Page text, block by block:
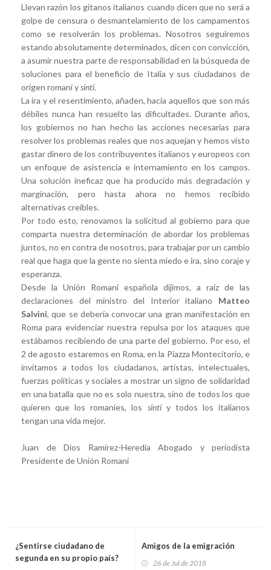
Llevan razón los gitanos italianos cuando dicen que no será a
golpe de censura o desmantelamiento de los campamentos
como se resolverán los problemas. Nosotros seguiremos
estando absolutamente determinados, dicen con convicción,
a asumir nuestra parte de responsabilidad en la búsqueda de
soluciones para el beneficio de Italia y sus ciudadanos de
origen romaní ysinti.
La ira y el resentimiento, añaden, hacia aquellos que son más
débiles nunca han resuelto las dificultades. Durante años,
los gobiernos no han hecho las acciones necesarias para
resolver los problemas reales que nos aquejan y hemos visto
gastar dinero de los contribuyentes italianos y europeos con
un enfoque de asistencia e internamiento en los campos.
Una solución ineficaz que ha producido más degradación y
marginación, pero hasta ahora no hemos recibido
alternativas creíbles.
Por todo esto, renovamos la solicitud al gobierno para que
comparta nuestra determinación de abordar los problemas
juntos, no en contra de nosotros, para trabajar por un cambio
real que haga que la gente no sienta miedo e ira, sino coraje y
esperanza.
Desde la Unión Romani española dijimos, a raíz de las
declaraciones del ministro del Interior italiano Matteo
Salvini, que se debería convocar una gran manifestación en
Roma para evidenciar nuestra repulsa por los ataques que
estábamos recibiendo de una parte del gobierno. Por eso, el
2 de agosto estaremos en Roma, en la Piazza Montecitorio, e
invitamos a todos los ciudadanos, artistas, intelectuales,
fuerzas políticas y sociales a mostrar un signo de solidaridad
en una batalla que no es solo nuestra, sino de todos los que
quieren que los romaníes, los sintiy todos los italianos
tengan una vida mejor.
Juan de Dios Ramírez-Heredia Abogado y periodista
Presidente de Unión Romani
¿Sentirse ciudadano de
segunda en su propio país?
Amigos de la emigración
26 de Jul de 2018